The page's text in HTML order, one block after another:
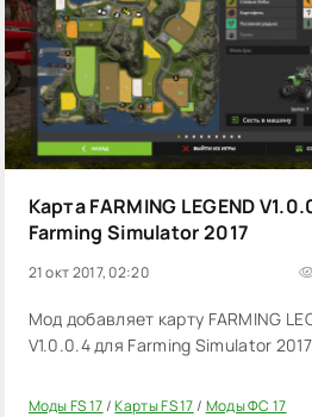
Карта FARMING LEGEND
Farming Simulator 2017
21 окт 2017, 02:20
Мод добавляет карту FARMING
V1.0.0.4 для Farming Simulator 2017.
Моды FS 17/Карты FS 17/ Моды ФС 17